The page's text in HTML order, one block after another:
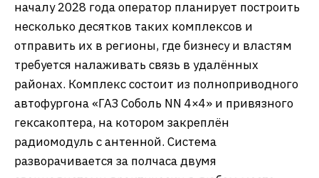
началу 2028 года оператор планирует построить
несколько десятков таких комплексов и
отправить их в регионы, где бизнесу и властям
требуется налаживать связь в удалённых
районах. Комплекс состоит из полноприводного
автофургона «ГАЗ Соболь NN 4×4» и привязного
гексакоптера, на котором закреплён
радиомодуль с антенной. Система
разворачивается за полчаса двумя